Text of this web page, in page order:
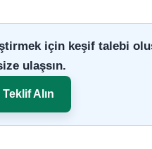
için keşif talebi
ulaşsın.
Alın